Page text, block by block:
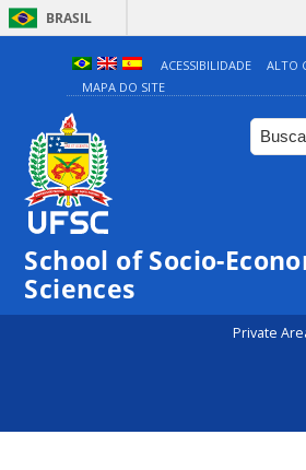
BRASIL
ACESSIBILIDADE
ALTO
MAPA DO SITE
School of Socio-
Sciences
Private